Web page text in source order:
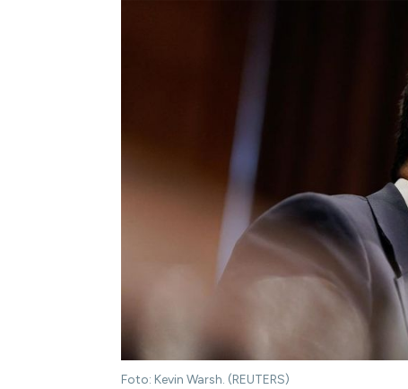
Foto: Kevin Warsh. (REUTERS)